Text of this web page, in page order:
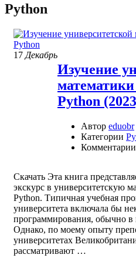
Python
17 Декабрь
Изучение
Python
Автор eduobr
Категории
Комментарии
Скачать Эта книга
экскурс в университетскую
Python. Типичная учебная
университета включала бы
программирования, обычно в
Однако, по моему опыту
университетах
рассматривают …